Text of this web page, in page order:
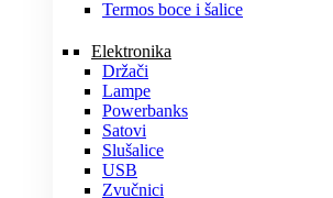
Termos boce i šalice
Elektronika
Držači
Lampe
Powerbanks
Satovi
Slušalice
USB
Zvučnici